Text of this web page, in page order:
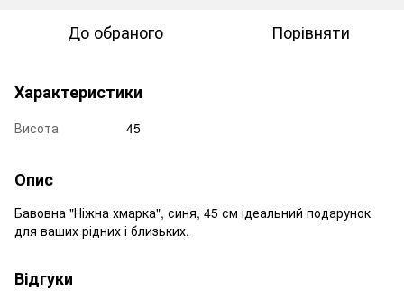
До обраного Порівняти
Характеристики
Висота 45
Опис
Бавовна "Ніжна хмарка", синя, 45 см ідеальний подарунок
для ваших рідних і близьких.
Відгуки